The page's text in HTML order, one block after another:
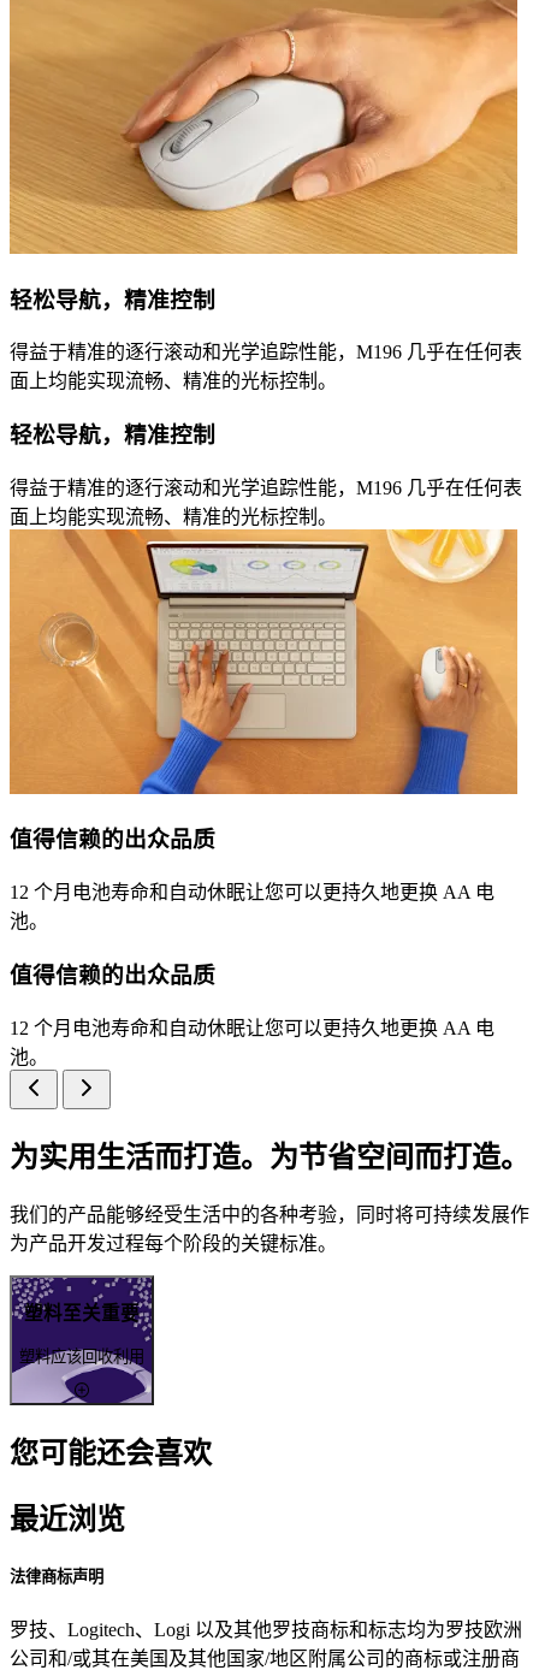
轻松导航，精准控制
得益于精准的逐行滚动和光学追踪性能，M196 几乎在任何表
面上均能实现流畅、精准的光标控制。
轻松导航，精准控制
得益于精准的逐行滚动和光学追踪性能，M196 几乎在任何表
面上均能实现流畅、精准的光标控制。
值得信赖的出众品质
12 个月电池寿命和自动休眠让您可以更持久地更换 AA 电
池。
值得信赖的出众品质
12 个月电池寿命和自动休眠让您可以更持久地更换 AA 电
池。
为实用生活而打造。为节省空间而打造。
我们的产品能够经受生活中的各种考验，同时将可持续发展作
为产品开发过程每个阶段的关键标准。
塑料至关重要
塑料应该回收利用
您可能还会喜欢
最近浏览
法律商标声明
罗技、Logitech、Logi 以及其他罗技商标和标志均为罗技欧洲
公司和/或其在美国及其他国家/地区附属公司的商标或注册商